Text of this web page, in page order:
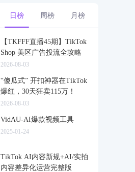
日榜 周榜 月榜
【TKFFF直播45期】TikTok
Shop 美区广告投流全攻略
2026-08-03
“傻瓜式” 开扣神器在TikTok
爆红，30天狂卖115万！
2026-08-03
VidAU-AI爆款视频工具
2025-01-24
TikTok AI内容新规+AI/实拍
内容差异化运营完整版